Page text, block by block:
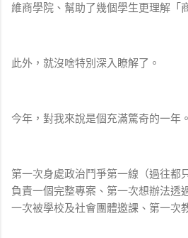
維商學院、幫助了幾個學生更理解「
此外，就沒啥特別深入瞭解了。
今年，對我來說是個充滿驚奇的一年。
第一次身處政治鬥爭第一線（過往都
負責一個完整專案、第一次想辦法透
一次被學校及社會團體邀課、第一次